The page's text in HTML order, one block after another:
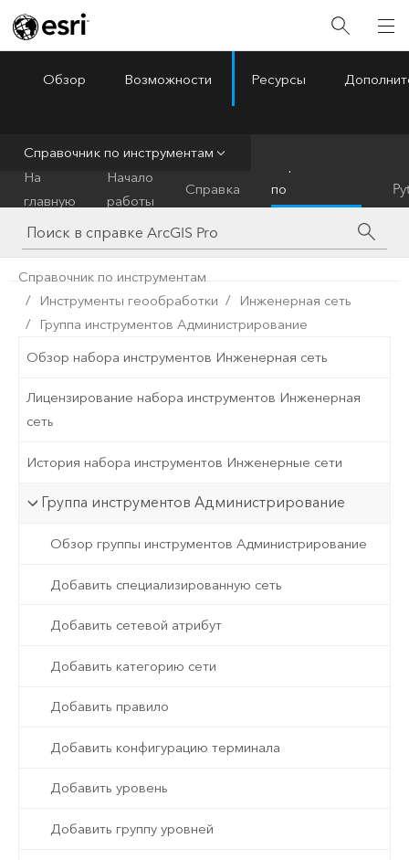
ArcGIS Pro
Обзор Возможности Ресурсы
Справочник по инструментам
На
главную
Начало
работы
Справка
по
инструментам
Справочник по инструментам
Инструменты геообработки
Инженерная сеть
Группа инструментов Администрирование
Обзор набора инструментов Инженерная сеть
Лицензирование набора инструментов Инженерная
сеть
История набора инструментов Инженерные сети
Группа инструментов Администрирование
Обзор группы инструментов Администрирование
Добавить специализированную сеть
Добавить сетевой атрибут
Добавить категорию сети
Добавить правило
Добавить конфигурацию терминала
Добавить уровень
Добавить группу уровней